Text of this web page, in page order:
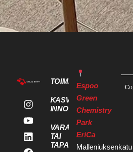
TOIMITILAT
KASVU- JA
INNOVAATIOPALVELUT
VARAA KOKOUS
TAI
TAPAHTUMATILA
Espoo
Green
Chemistry
Park
EriCa
Malleniuksenkatu